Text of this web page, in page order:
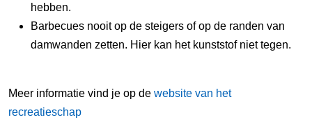
hebben.
Barbecues nooit op de steigers of op de randen van
damwanden zetten. Hier kan het kunststof niet tegen.
Meer informatie vind je op de website van het
recreatieschap